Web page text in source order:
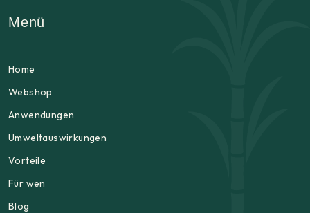
Menü
Home
Webshop
Anwendungen
Umweltauswirkungen
Vorteile
Für wen
Blog